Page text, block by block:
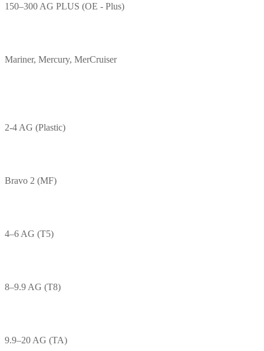
150–300 AG PLUS (OE - Plus)
Mariner, Mercury, MerCruiser
2-4 AG (Plastic)
Bravo 2 (MF)
4–6 AG (T5)
8–9.9 AG (T8)
9.9–20 AG (TA)